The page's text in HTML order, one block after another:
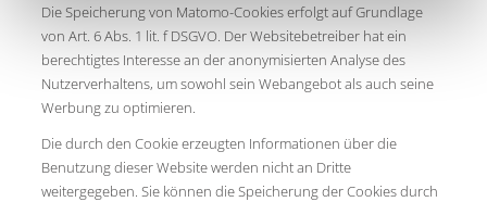
Die Speicherung von Matomo-Cookies erfolgt auf Grundlage
von Art. 6 Abs. 1 lit. f DSGVO. Der Websitebetreiber hat ein
berechtigtes Interesse an der anonymisierten Analyse des
Nutzerverhaltens, um sowohl sein Webangebot als auch seine
Werbung zu optimieren.
Die durch den Cookie erzeugten Informationen über die
Benutzung dieser Website werden nicht an Dritte
weitergegeben. Sie können die Speicherung der Cookies durch